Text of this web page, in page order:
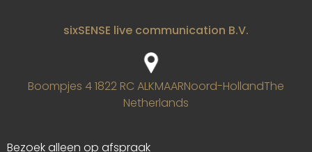
sixSENSE live communication B.V.
Boompjes 41822 RC ALKMAARNoord-HollandThe
Netherlands
Bezoek alleen op afspraak